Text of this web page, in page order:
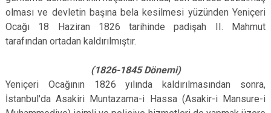
olması ve devletin başına bela kesilmesi yüzünden Yeniçeri
Ocağı 18 Haziran 1826 tarihinde padişah II. Mahmut
tarafından ortadan kaldırılmıştır.
(1826-1845 Dönemi)
Yeniçeri Ocağının 1826 yılında kaldırılmasından sonra,
İstanbul'da Asakiri Muntazama-i Hassa (Asakir-i Mansure-i